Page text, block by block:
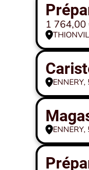
1 764,00
ENNERY,
ENNERY,